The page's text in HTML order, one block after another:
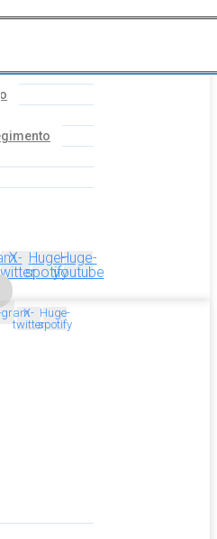
X- Huge-
spotify
Huge-
youtube
X-
twitter
Huge-
spotify